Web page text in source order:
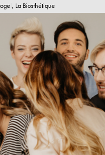
La Biosthétique